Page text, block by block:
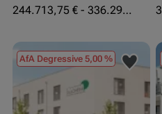
244.713,75 € - 336.292 €
AfA Degressive 5,00 %